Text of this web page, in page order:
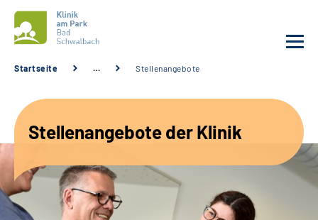
Unsere Angebote
Service
Karriere
Startseite … Stellenangebote
Stellenangebote der Klinik